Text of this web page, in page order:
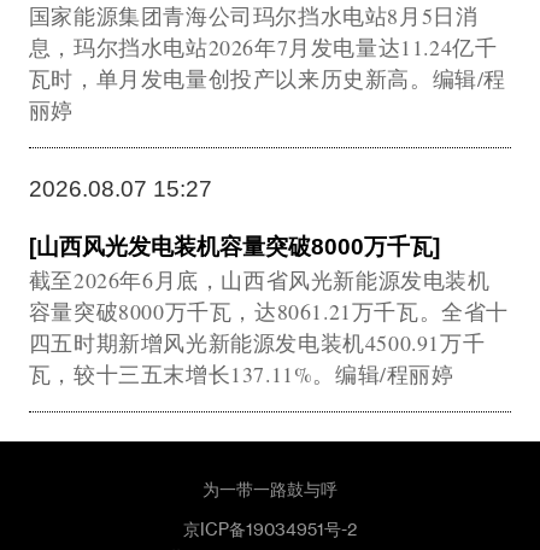
国家能源集团青海公司玛尔挡水电站8月5日消
息，玛尔挡水电站2026年7月发电量达11.24亿千
瓦时，单月发电量创投产以来历史新高。编辑/程
丽婷
2026.08.07 15:27
[山西风光发电装机容量突破8000万千瓦]
截至2026年6月底，山西省风光新能源发电装机
容量突破8000万千瓦，达8061.21万千瓦。全省十
四五时期新增风光新能源发电装机4500.91万千
瓦，较十三五末增长137.11%。编辑/程丽婷
为一带一路鼓与呼
京ICP备19034951号-2